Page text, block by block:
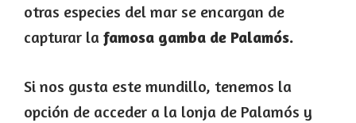
otras especies del mar se encargan de
capturar la famosa gamba de Palamós.
Si nos gusta este mundillo, tenemos la
opción de acceder a la lonja de Palamós y